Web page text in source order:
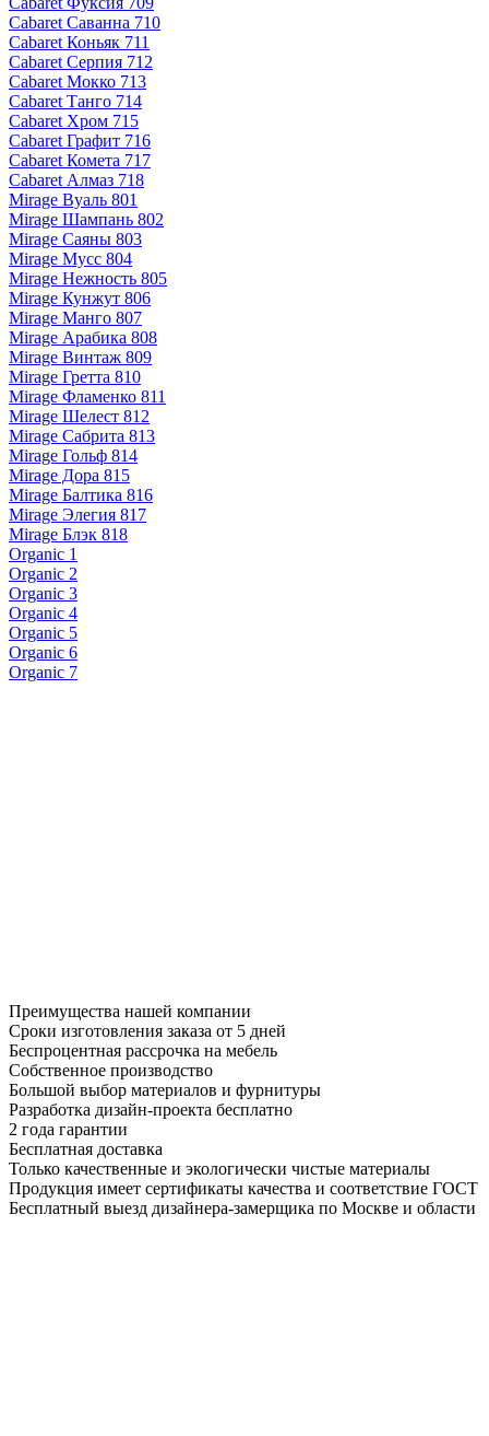
Cabaret Саванна 710
Cabaret Коньяк 711
Cabaret Серпия 712
Cabaret Мокко 713
Cabaret Танго 714
Cabaret Хром 715
Cabaret Графит 716
Cabaret Комета 717
Cabaret Алмаз 718
Mirage Вуаль 801
Mirage Шампань 802
Mirage Саяны 803
Mirage Мусс 804
Mirage Нежность 805
Mirage Кунжут 806
Mirage Манго 807
Mirage Арабика 808
Mirage Винтаж 809
Mirage Гретта 810
Mirage Фламенко 811
Mirage Шелест 812
Mirage Сабрита 813
Mirage Гольф 814
Mirage Дора 815
Mirage Балтика 816
Mirage Элегия 817
Mirage Блэк 818
Organic 1
Organic 2
Organic 3
Organic 4
Organic 5
Organic 6
Organic 7
Преимущества нашей компании
Сроки изготовления заказа от 5 дней
Беспроцентная рассрочка на мебель
Собственное производство
Большой выбор материалов и фурнитуры
Разработка дизайн-проекта бесплатно
2 года гарантии
Бесплатная доставка
Только качественные и экологически чистые материалы
Продукция имеет сертификаты качества и соответствие ГОСТ
Бесплатный выезд дизайнера-замерщика по Москве и области